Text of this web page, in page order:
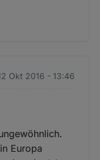
Okt 2016 - 13:46
Europa